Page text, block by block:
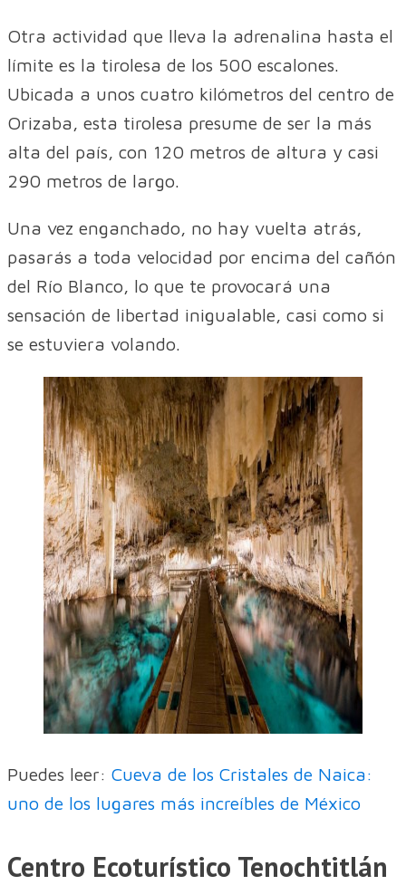
Otra actividad que lleva la adrenalina hasta el
límite es la tirolesa de los 500 escalones.
Ubicada a unos cuatro kilómetros del centro de
Orizaba, esta tirolesa presume de ser la más
alta del país, con 120 metros de altura y casi
290 metros de largo.
Una vez enganchado, no hay vuelta atrás,
pasarás a toda velocidad por encima del cañón
del Río Blanco, lo que te provocará una
sensación de libertad inigualable, casi como si
se estuviera volando.
Puedes leer: Cueva de los Cristales de Naica:
uno de los lugares más increíbles de México
Centro Ecoturístico Tenochtitlán